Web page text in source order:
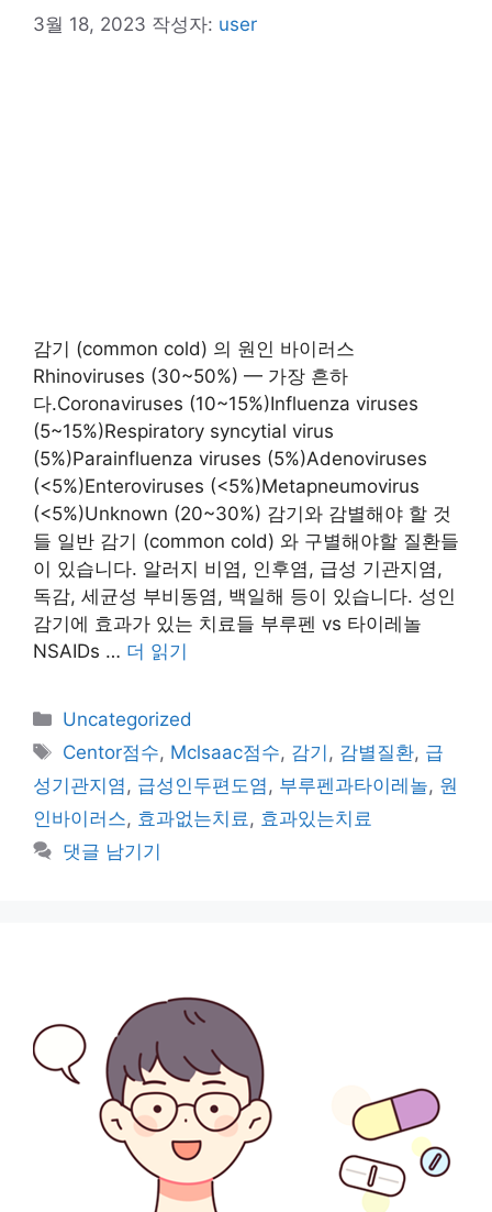
3월 18, 2023 작성자: user
감기 (common cold) 의 원인 바이러스
Rhinoviruses (30~50%) — 가장 흔하
다.Coronaviruses (10~15%)Influenza viruses
(5~15%)Respiratory syncytial virus
(5%)Parainfluenza viruses (5%)Adenoviruses
(<5%)Enteroviruses (<5%)Metapneumovirus
(<5%)Unknown (20~30%) 감기와 감별해야 할 것
들 일반 감기 (common cold) 와 구별해야할 질환들
이 있습니다. 알러지 비염, 인후염, 급성 기관지염,
독감, 세균성 부비동염, 백일해 등이 있습니다. 성인
감기에 효과가 있는 치료들 부루펜 vs 타이레놀
NSAIDs … 더 읽기
카
테
리
Uncategorized
태
그
Centor점수, Mclsaac점수, 감기 , 감별질환, 급
성기관지염, 급성인두편도염, 부루펜과타이레놀, 원
인바이러스, 효과없는치료, 효과있는치료
댓글 남기기